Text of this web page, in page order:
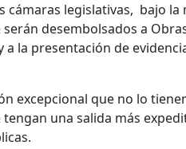
legislativas, bajo la
desembolsados a
la presentación de
excepcional que no lo
una salida más